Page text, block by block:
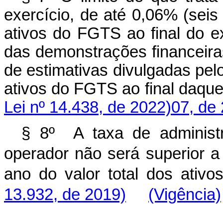
exercício, de até 0,06%
ativos do FGTS ao final do
das demonstrações
de estimativas divulgadas
ativos do FGTS ao final
Lei nº 14.438, de 2022)07, de
§ 8º A taxa de
operador não será superior
ano do valor total dos
13.932, de 2019)
(Vigência)